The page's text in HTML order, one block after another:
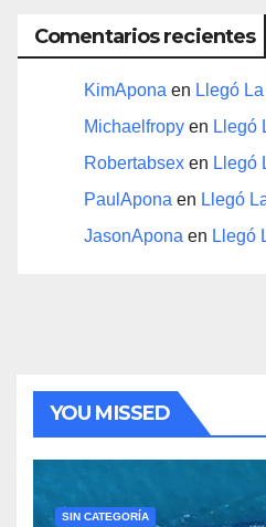
Comentarios recientes
KimApona en Llegó
Michaelfropy en Llegó
Robertabsex en Llegó
PaulApona en Llegó
JasonApona en Llegó
YOU MISSED
SIN CATEGORÍA